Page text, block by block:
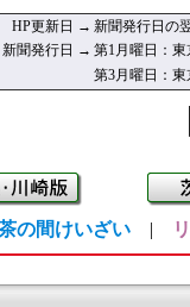
HP更新日 → 新聞発行日の
新聞発行日 → 第1月曜日：
第3月曜日：東
の間けいざい|